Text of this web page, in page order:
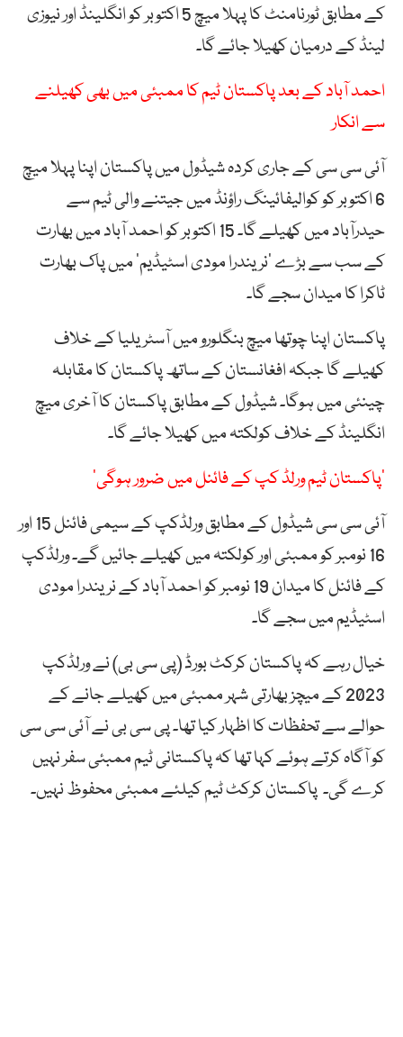
کے مطابق ٹورنامنٹ کا پہلا میچ 5 اکتوبر کو انگلینڈ اور نیوزی
لینڈ کے درمیان کھیلا جائے گا۔
احمد آباد کے بعد پاکستان ٹیم کا ممبئی میں بھی کھیلنے
سے انکار
آئی سی سی کے جاری کردہ شیڈول میں پاکستان اپنا پہلا میچ
6 اکتوبر کو کوالیفائینگ راؤنڈ میں جیتنے والی ٹیم سے
حیدرآباد میں کھیلے گا۔ 15 اکتوبر کو احمد آباد میں بھارت
کے سب سے بڑے ‘نریندرا مودی اسٹیڈیم’ میں پاک بھارت
ٹاکرا کا میدان سجے گا۔
پاکستان اپنا چوتھا میچ بنگلورو میں آسٹریلیا کے خلاف
کھیلے گا جبکہ افغانستان کے ساتھ پاکستان کا مقابلہ
چینئی میں ہوگا۔ شیڈول کے مطابق پاکستان کا آخری میچ
انگلینڈ کے خلاف کولکتہ میں کھیلا جائے گا۔
’پاکستان ٹیم ورلڈ کپ کے فائنل میں ضرور ہوگی‘
آئی سی سی شیڈول کے مطابق ورلڈکپ کے سیمی فائنل 15 اور
16 نومبر کو ممبئی اور کولکتہ میں کھیلے جائیں گے۔ ورلڈکپ
کے فائنل کا میدان 19 نومبر کو احمد آباد کے نریندرا مودی
اسٹیڈیم میں سجے گا۔
خیال رہے کہ پاکستان کرکٹ بورڈ (پی سی بی) نے ورلڈکپ
2023 کے میچز بھارتی شہر ممبئی میں کھیلے جانے کے
حوالے سے تحفظات کا اظہار کیا تھا۔ پی سی بی نے آئی سی سی
کو آگاہ کرتے ہوئے کہا تھا کہ پاکستانی ٹیم ممبئی سفر نہیں
کرے گی۔ پاکستان کرکٹ ٹیم کیلئے ممبئی محفوظ نہیں۔